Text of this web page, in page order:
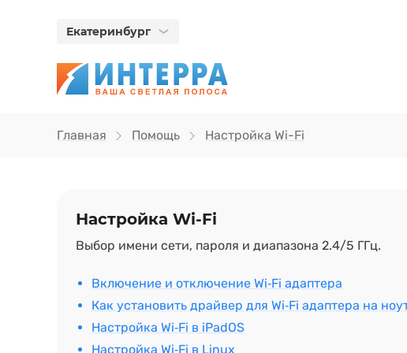
Екатеринбург
Главная Помощь Настройка Wi-Fi
Настройка Wi-Fi
Выбор имени сети, пароля и диапазона 2.4/5 ГГц.
Включение и отключение Wi‑Fi адаптера
Как установить драйвер для Wi‑Fi адаптера на
Настройка Wi‑Fi в iPadOS
Настройка Wi‑Fi в Linux